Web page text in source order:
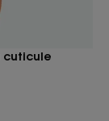
cuticule